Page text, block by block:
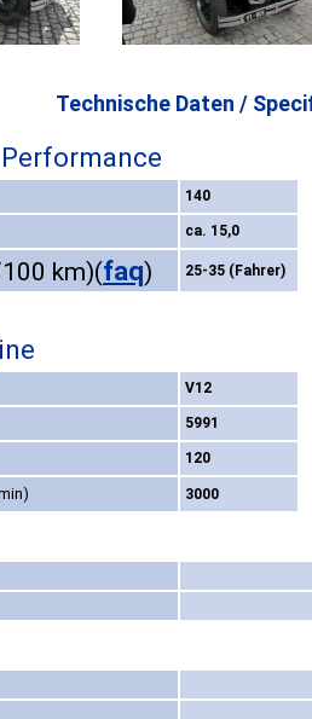
Technische Daten /
140
ca. 15,0
km)(faq) 25-35 (Fahrer)
V12
5991
120
3000